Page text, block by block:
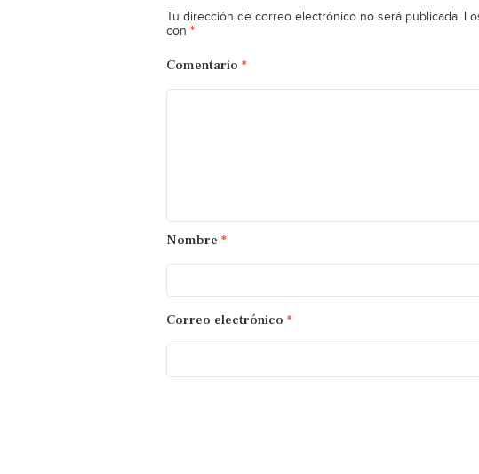
Tu dirección de correo electrónico no será publicada.
con *
Comentario *
Nombre *
Correo electrónico *